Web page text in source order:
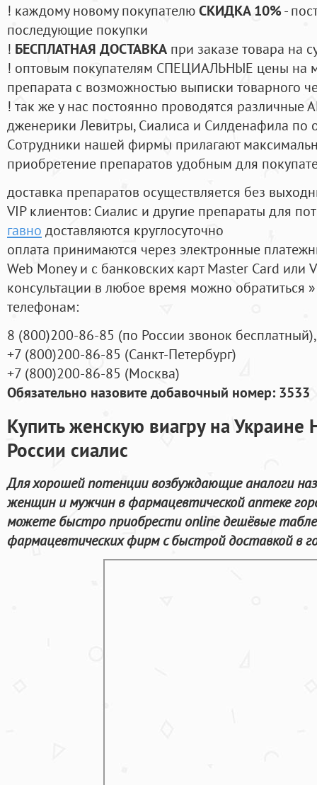
! каждому новому покупателюСКИДКА 10%-
последующие покупки
! БЕСПЛАТНАЯ ДОСТАВКА при заказе товара на
! оптовым покупателям СПЕЦИАЛЬНЫЕ цены на
препарата с возможностью выписки товарного
! так же у нас постоянно проводятся
дженерики Левитры, Сиалиса и Силденафила по
Cотрудники нашей фирмы прилагают
приобретение препаратов удобным для
доставка препаратов осуществляется без
VIP клиентов: Сиалис и другие препараты для
гавно доставляются круглосуточно
оплата принимаются через электронные
Web Money и с банковских карт Master Card или
консультации в любое время можно обратиться
телефонам:
8 (800)200-86-85 (по России звонок бесплатный),
+7 (800)200-86-85 (Санкт-Петербург)
+7 (800)200-86-85 (Москва)
Обязательно назовите добавочный номер: 3533
Купить женскую виагру на Украине
России сиалис
Для хорошей потенции возбуждающие аналоги
женщин и мужчин в фармацевтической аптеке
можете быстро приобрести online дешёвые
фармацевтических фирм с быстрой доставкой в